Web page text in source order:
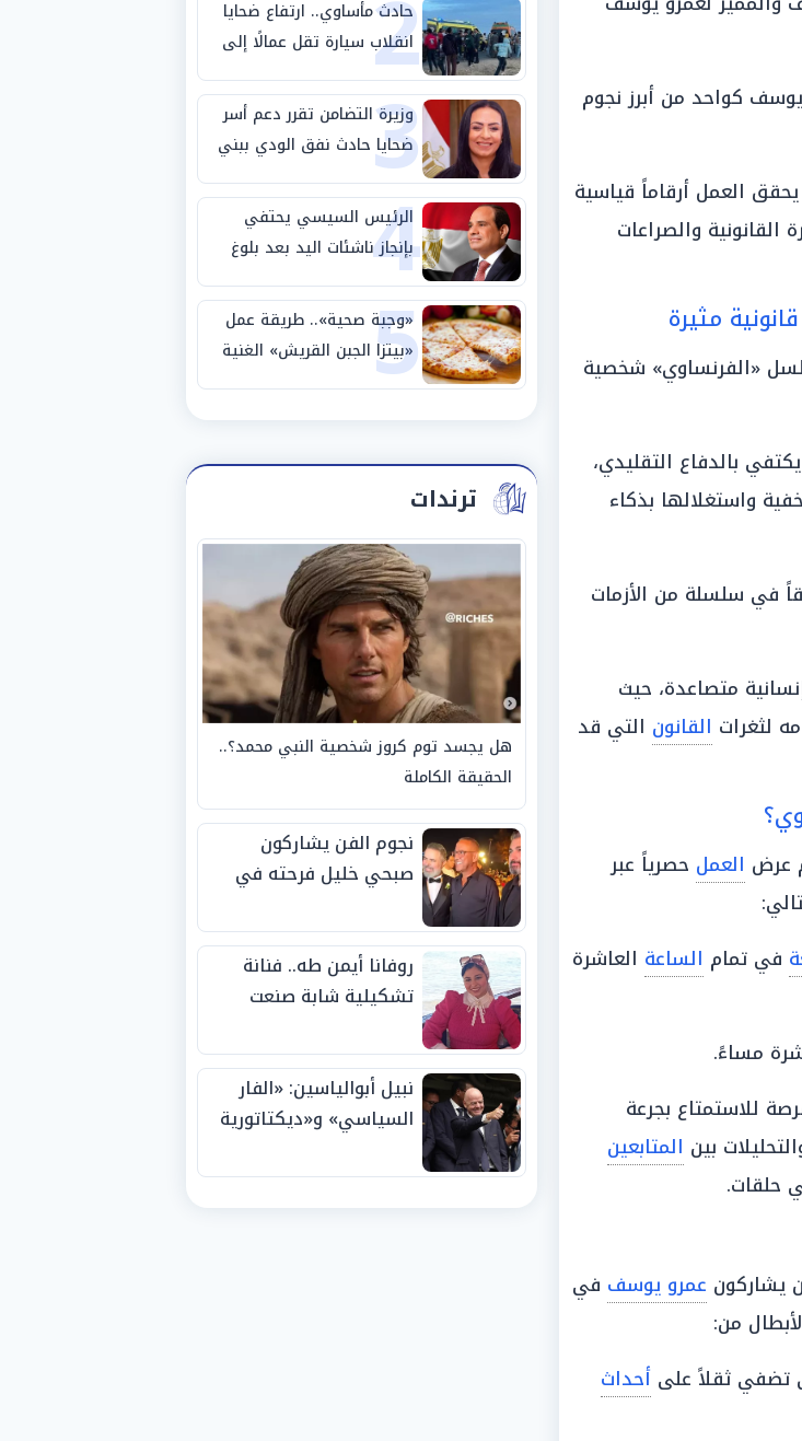
كواحد من أبرز نجوم
العمل أرقاماً قياسية
القانونية والصراعات
مثيرة
«الفرنساوي» شخصية
بالدفاع التقليدي،
واستغلالها بذكاء
في سلسلة من الأزمات
متصاعدة، حيث
لثغرات القانون التي قد
عرض العمل حصرياً عبر
في تمام الساعة العاشرة
مساءً.
للاستمتاع بجرعة
بين المتابعين
حلقات.
يشاركون عمرو يوسف في
تضفي ثقلاً على أحداث
2
حادث مأساوي.. ارتفاع ضحايا
انقلاب سيارة تقل عمالًا إلى
14 شخصًا
3
وزيرة التضامن تقرر دعم أسر
ضحايا حادث نفق الودي ببني
سويف
4
الرئيس السيسي يحتفي
بإنجاز ناشئات اليد بعد بلوغ
نصف نهائي كأس العالم
5
«وجبة صحية».. طريقة عمل
«بيتزا الجبن القريش» الغنية
بالبروتين
ترندات
هل يجسد توم كروز شخصية النبي محمد؟..
الحقيقة الكاملة
نجوم الفن يشاركون
صبحي خليل فرحته في
روفانا أيمن طه.. فنانة
تشكيلية شابة صنعت
الجوائز منذ الصغر
نبيل أبوالياسين: «الفار
السياسي» و«ديكتاتورية
الفيفا».. وإقالة